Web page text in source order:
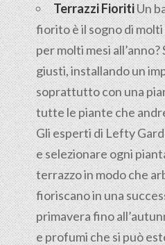
Terrazzi FioritiUn
fiorito è il sogno di
per molti mesi
giusti, installando un
soprattutto con una
tutte le piante che
Gli esperti di Lefty
e selezionare ogni
terrazzo in modo che
fioriscano in una
primavera fino
e profumi che si può